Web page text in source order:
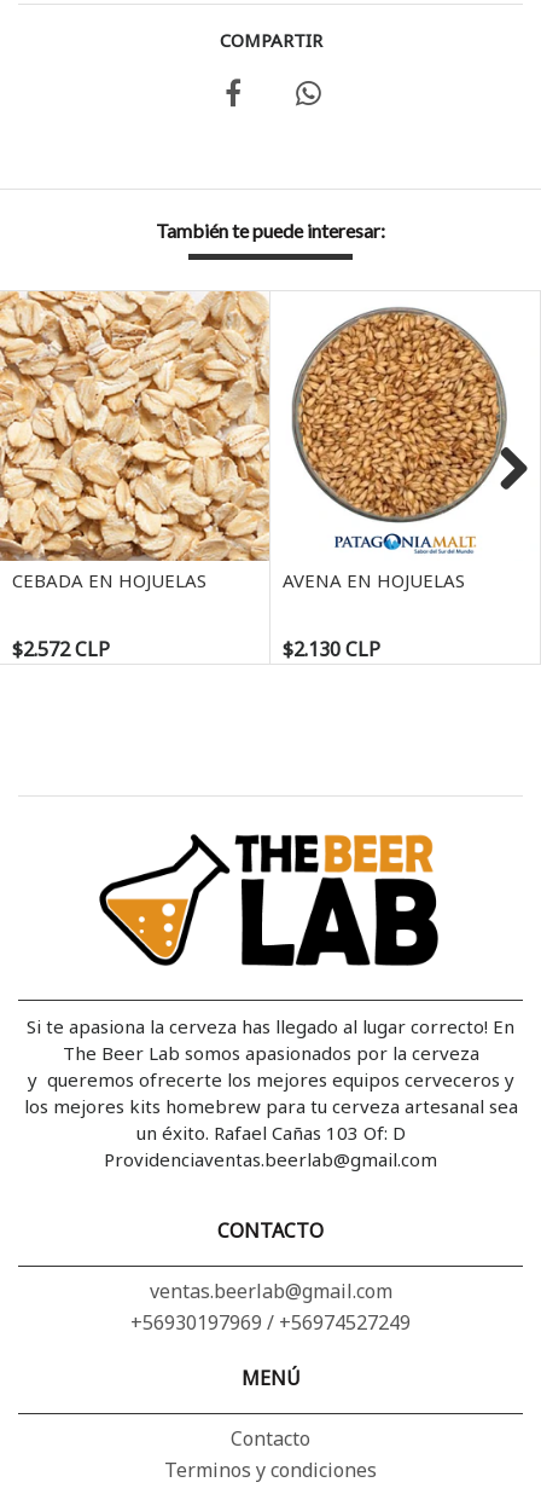
COMPARTIR
También te puede interesar:
CEBADA EN HOJUELAS
$2.572 CLP
AVENA EN HOJUELAS
$2.130 CLP
Si te apasiona la cerveza has llegado al lugar correcto! En
The Beer Lab somos apasionados por la cerveza
y queremos ofrecerte los mejores equipos cerveceros y
los mejores kits homebrew para tu cerveza artesanal sea
un éxito. Rafael Cañas 103 Of: D
Providenciaventas.beerlab@gmail.com
CONTACTO
ventas.beerlab@gmail.com
+56930197969 / +56974527249
MENÚ
Contacto
Terminos y condiciones